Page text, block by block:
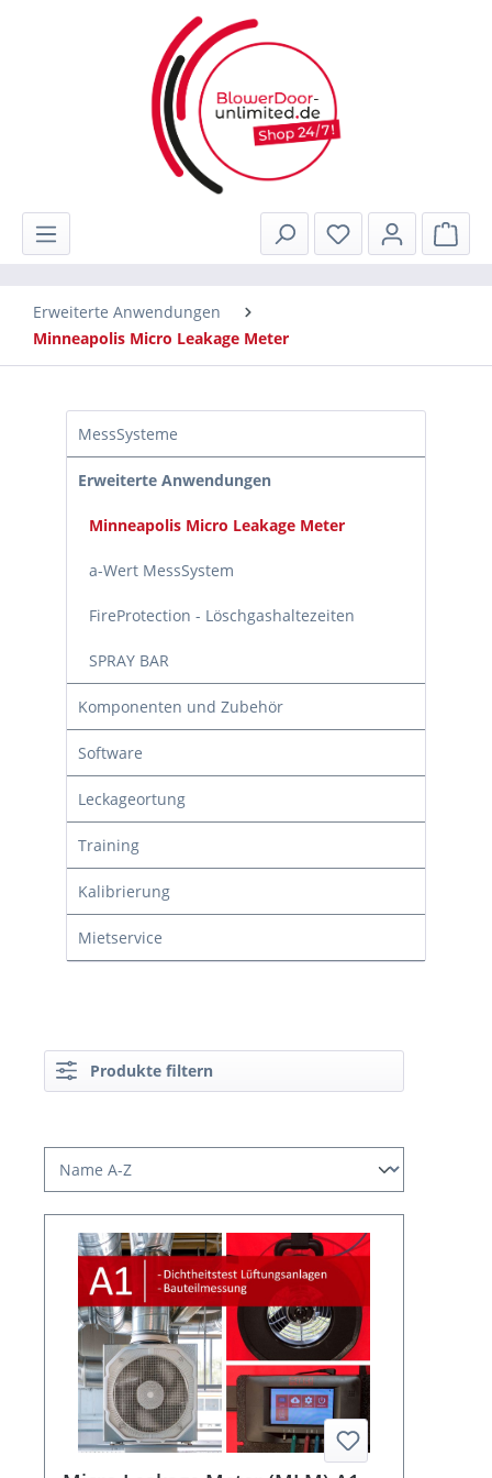
Erweiterte Anwendungen
Minneapolis Micro Leakage Meter
MessSysteme
Erweiterte Anwendungen
Minneapolis Micro Leakage Meter
a-Wert MessSystem
FireProtection - Löschgashaltezeiten
SPRAY BAR
Komponenten und Zubehör
Software
Leckageortung
Training
Kalibrierung
Mietservice
Produkte filtern